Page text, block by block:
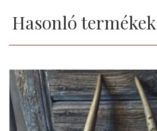
Hasonló termékek